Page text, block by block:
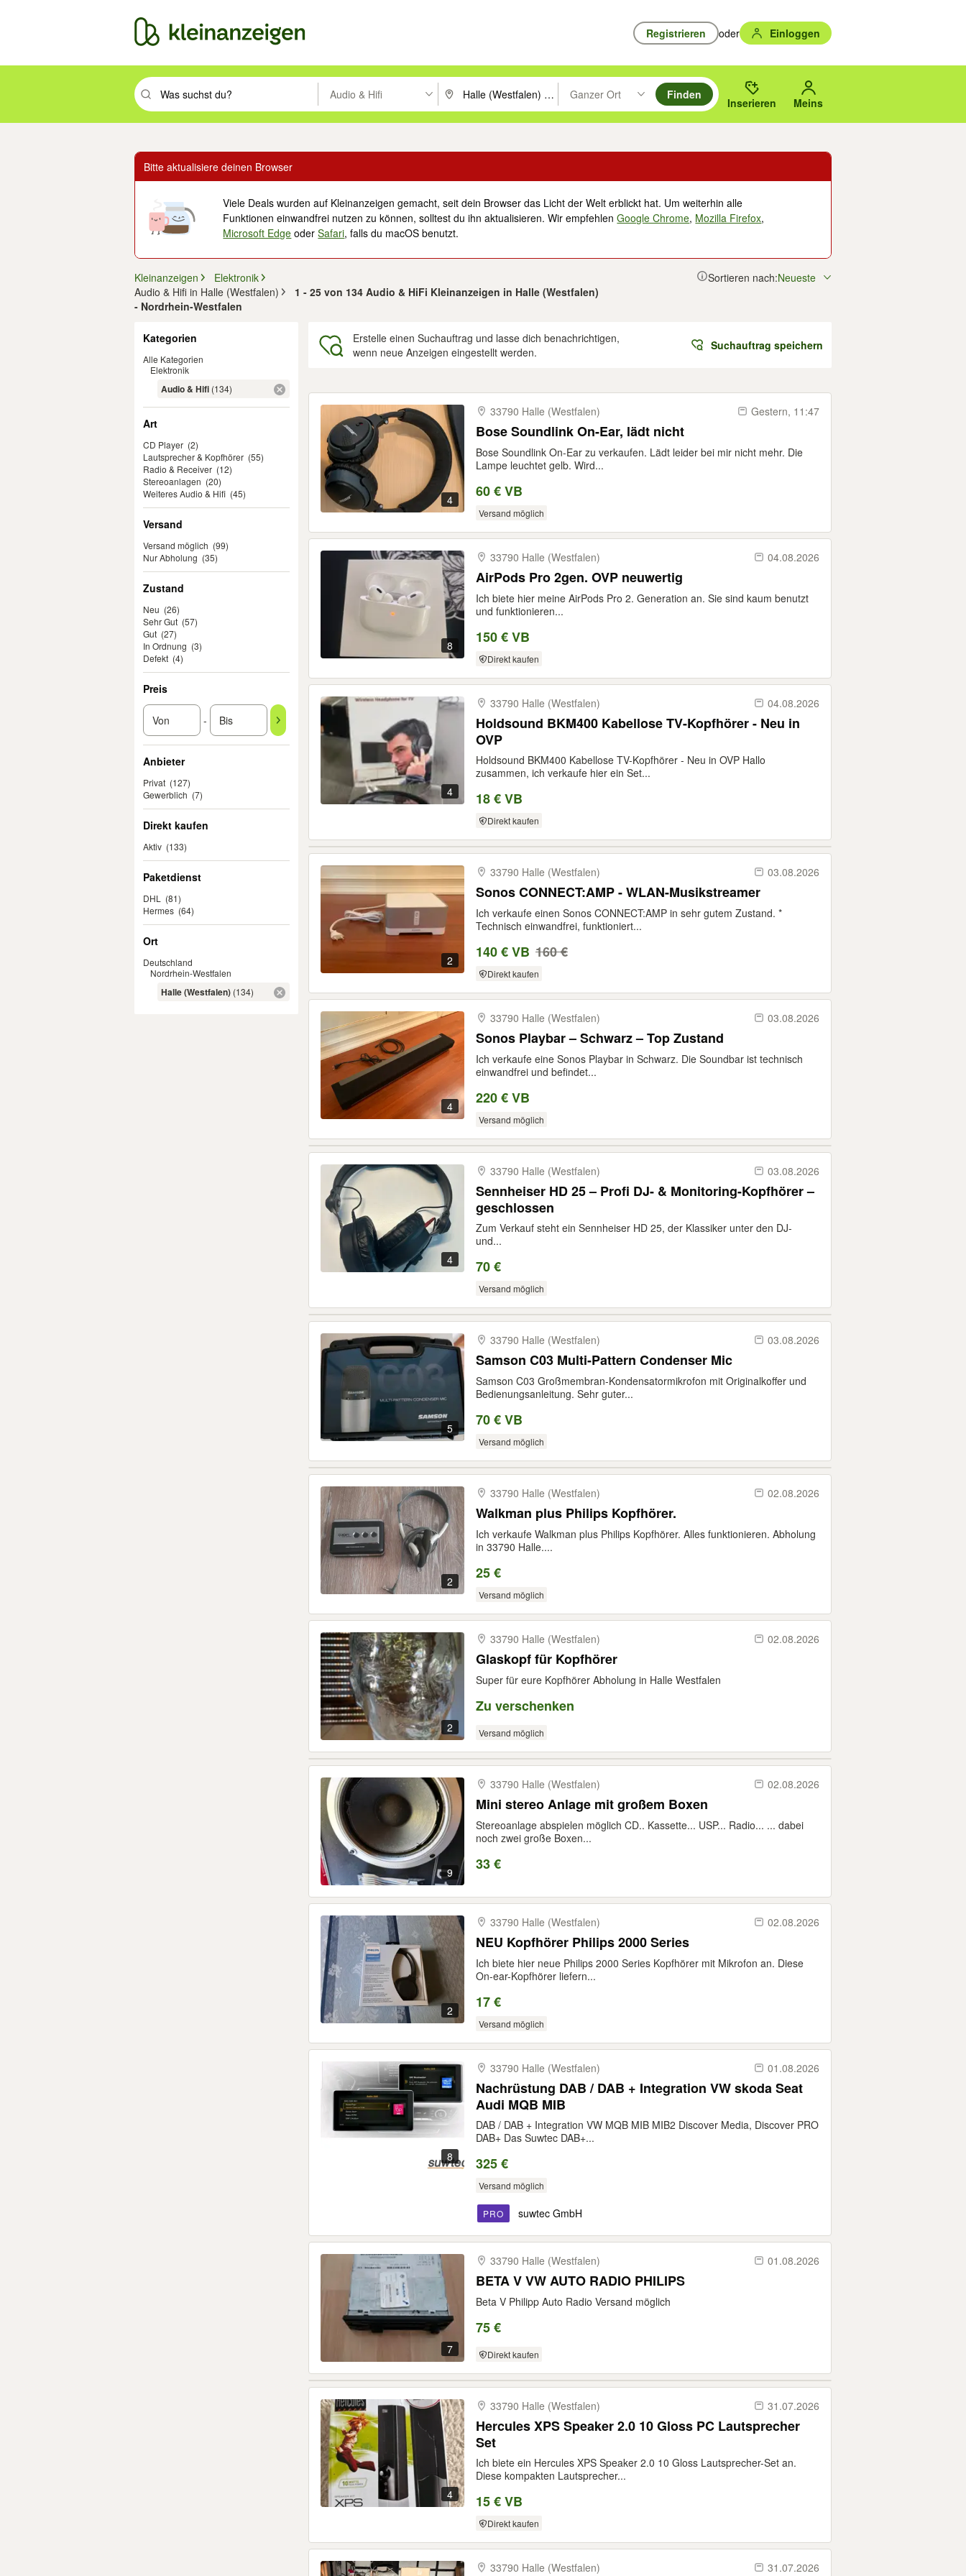
Registrieren oder Einloggen
Suchbegriff eingeben. Eingabetaste drücken um zu suchen, oder Vorschläge mit den Pfeiltasten nach oben/unten durchsuchen und mit Eingabetaste auswählen.
Audio & Hifi PLZ oder Ort eingeben. Eingabetaste drücken um zu suchen, oder Vorschläge mit den Pfeiltasten nach oben/
Ganzer Ort
Suche im Umkreis des gewählten Orts oder PLZ.
Finden
Inserieren Meins
Bitte aktualisiere deinen Browser
Viele Deals wurden auf Kleinanzeigen gemacht, seit dein Browser das Licht der Welt erblickt hat. Um weiterhin alle
Funktionen einwandfrei nutzen zu können, solltest du ihn aktualisieren. Wir empfehlenGoogle Chrome, Mozilla Firefox,
Microsoft Edge oderSafari, falls du macOS benutzt.
Kleinanzeigen
Elektronik
Audio & Hifi in Halle (Westfalen)
1 - 25 von 134 Audio & HiFi Kleinanzeigen in Halle (Westfalen)
- Nordrhein-Westfalen
Sortieren nach:Neueste
Kategorien
Alle Kategorien
Elektronik
Audio & Hifi (134)
Art
CD Player (2)
Lautsprecher & Kopfhörer (55)
Radio & Receiver (12)
Stereoanlagen (20)
Weiteres Audio & Hifi (45)
Versand
Versand möglich (99)
Nur Abholung (35)
Zustand
Neu (26)
Sehr Gut (57)
Gut (27)
In Ordnung (3)
Defekt (4)
Preis
-
Anbieter
Privat (127)
Gewerblich (7)
Direkt kaufen
Aktiv (133)
Paketdienst
DHL
(81)
Hermes (64)
Ort
Deutschland
Nordrhein-Westfalen
Halle (Westfalen) (134)
Erstelle einen Suchauftrag und lasse dich benachrichtigen,
wenn neue Anzeigen eingestellt werden.
Suchauftrag speichern
4
33790 Halle (Westfalen) Gestern, 11:47
Bose Soundlink On-Ear, lädt nicht
Bose Soundlink On-Ear zu verkaufen. Lädt leider bei mir nicht mehr. Die
Lampe leuchtet gelb. Wird...
60 € VB
Versand möglich
8
33790 Halle (Westfalen) 04.08.2026
AirPods Pro 2gen. OVP neuwertig
Ich biete hier meine AirPods Pro 2. Generation an. Sie sind kaum benutzt
und funktionieren...
150 € VB
Direkt kaufen
4
33790 Halle (Westfalen) 04.08.2026
Holdsound BKM400 Kabellose TV-Kopfhörer - Neu in
OVP
Holdsound BKM400 Kabellose TV-Kopfhörer - Neu in OVP Hallo
zusammen, ich verkaufe hier ein Set...
18 € VB
Direkt kaufen
2
33790 Halle (Westfalen) 03.08.2026
Sonos CONNECT:AMP - WLAN-Musikstreamer
Ich verkaufe einen Sonos CONNECT:AMP in sehr gutem Zustand. *
Technisch einwandfrei, funktioniert...
140 € VB 160 €
Direkt kaufen
4
33790 Halle (Westfalen) 03.08.2026
Sonos Playbar – Schwarz – Top Zustand
Ich verkaufe eine Sonos Playbar in Schwarz. Die Soundbar ist technisch
einwandfrei und befindet...
220 € VB
Versand möglich
4
33790 Halle (Westfalen) 03.08.2026
Sennheiser HD 25 – Profi DJ- & Monitoring-Kopfhörer –
geschlossen
Zum Verkauf steht ein Sennheiser HD 25, der Klassiker unter den DJ-
und...
70 €
Versand möglich
5
33790 Halle (Westfalen) 03.08.2026
Samson C03 Multi-Pattern Condenser Mic
Samson C03 Großmembran-Kondensatormikrofon mit Originalkoffer und
Bedienungsanleitung. Sehr guter...
70 € VB
Versand möglich
2
33790 Halle (Westfalen) 02.08.2026
Walkman plus Philips Kopfhörer.
Ich verkaufe Walkman plus Philips Kopfhörer. Alles funktionieren. Abholung
in 33790 Halle....
25 €
Versand möglich
2
33790 Halle (Westfalen) 02.08.2026
Glaskopf für Kopfhörer
Super für eure Kopfhörer Abholung in Halle Westfalen
Zu verschenken
Versand möglich
9
33790 Halle (Westfalen) 02.08.2026
Mini stereo Anlage mit großem Boxen
Stereoanlage abspielen möglich CD.. Kassette... USP... Radio... ... dabei
noch zwei große Boxen...
33 €
2
33790 Halle (Westfalen) 02.08.2026
NEU Kopfhörer Philips 2000 Series
Ich biete hier neue Philips 2000 Series Kopfhörer mit Mikrofon an. Diese
On-ear-Kopfhörer liefern...
17 €
Versand möglich
8
33790 Halle (Westfalen) 01.08.2026
Nachrüstung DAB / DAB + Integration VW skoda Seat
Audi MQB MIB
DAB / DAB + Integration VW MQB MIB MIB2 Discover Media, Discover PRO
DAB+ Das Suwtec DAB+...
325 €
Versand möglich
PRO suwtec GmbH
7
33790 Halle (Westfalen) 01.08.2026
BETA V VW AUTO RADIO PHILIPS
Beta V Philipp Auto Radio Versand möglich
75 €
Direkt kaufen
4
33790 Halle (Westfalen) 31.07.2026
Hercules XPS Speaker 2.0 10 Gloss PC Lautsprecher
Set
Ich biete ein Hercules XPS Speaker 2.0 10 Gloss Lautsprecher-Set an.
Diese kompakten Lautsprecher...
15 € VB
Direkt kaufen
33790 Halle (Westfalen) 31.07.2026